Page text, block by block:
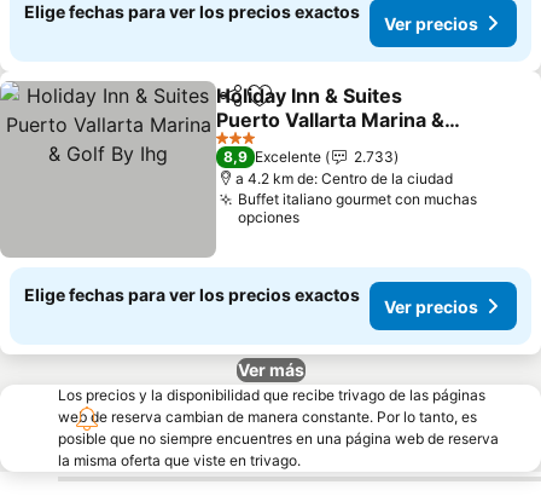
Elige fechas para ver los precios exactos
Ver precios
CompartirAgregar a favoritos
Holiday Inn & Suites
Puerto Vallarta Marina &
Golf By Ihg
Ver precios
3 Estrellas
8,9 Excelente
2.733
a 4.2 km de: Centro de la ciudad
Buffet italiano gourmet con muchas
opciones
Elige fechas para ver los precios exactos
Ver precios
Ver más
Los precios y la disponibilidad que recibe trivago de las páginas
web de reserva cambian de manera constante. Por lo tanto, es
posible que no siempre encuentres en una página web de reserva
la misma oferta que viste en trivago.